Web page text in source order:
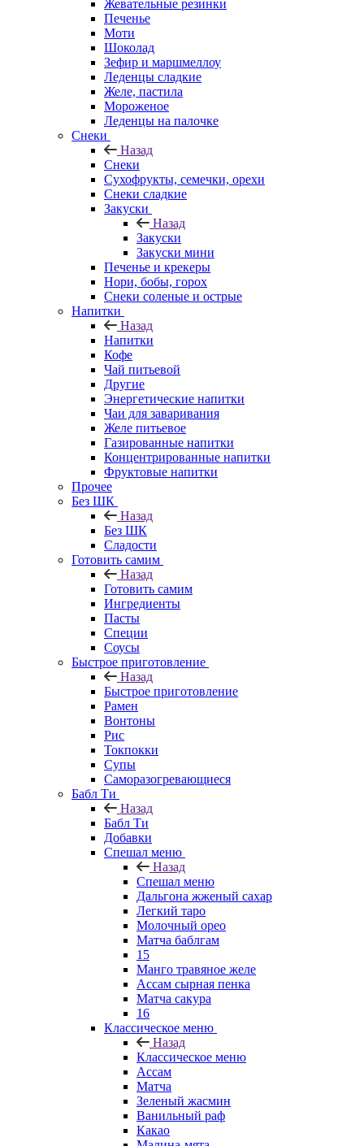
Жевательные резинки
Печенье
Моти
Шоколад
Зефир и маршмеллоу
Леденцы сладкие
Желе, пастила
Мороженое
Леденцы на палочке
Снеки
Назад
Снеки
Сухофрукты, семечки, орехи
Снеки сладкие
Закуски
Назад
Закуски
Закуски мини
Печенье и крекеры
Нори, бобы, горох
Снеки соленые и острые
Напитки
Назад
Напитки
Кофе
Чай питьевой
Другие
Энергетические напитки
Чаи для заваривания
Желе питьевое
Газированные напитки
Концентрированные напитки
Фруктовые напитки
Прочее
Без ШК
Назад
Без ШК
Сладости
Готовить самим
Назад
Готовить самим
Ингредиенты
Пасты
Специи
Соусы
Быстрое приготовление
Назад
Быстрое приготовление
Рамен
Вонтоны
Рис
Токпокки
Супы
Саморазогревающиеся
Бабл Ти
Назад
Бабл Ти
Добавки
Спешал меню
Назад
Спешал меню
Дальгона жженый сахар
Легкий таро
Молочный орео
Матча баблгам
15
Манго травяное желе
Ассам сырная пенка
Матча сакура
16
Классическое меню
Назад
Классическое меню
Ассам
Матча
Зеленый жасмин
Ванильный раф
Какао